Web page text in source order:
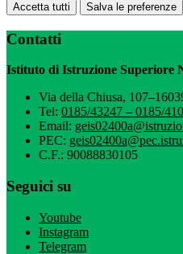
Accetta tutti Salva le preferenze
Contatti
Istituto di Istruzione Superiore
Via della Chiusa,
Tel: 0185/43247 – 0185/
Email:
PEC:
C.F.: 90088830105
Seguici su
Youtube
Instagram
Telegram